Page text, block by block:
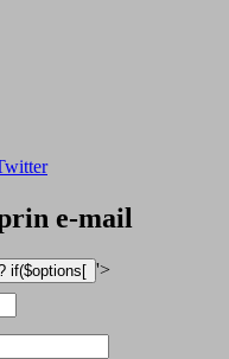
e-mail
'>